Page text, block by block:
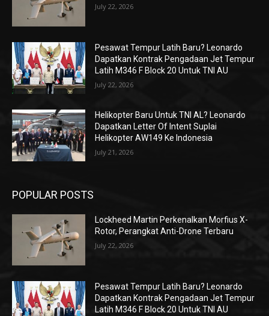
July 22, 2026
Pesawat Tempur Latih Baru? Leonardo
Dapatkan Kontrak Pengadaan Jet Tempur
Latih M346 F Block 20 Untuk TNI AU
July 22, 2026
Helikopter Baru Untuk TNI AL? Leonardo
Dapatkan Letter Of Intent Suplai
Helikopter AW149 Ke Indonesia
July 21, 2026
POPULAR POSTS
Lockheed Martin Perkenalkan Morfius X-
Rotor, Perangkat Anti-Drone Terbaru
July 22, 2026
Pesawat Tempur Latih Baru? Leonardo
Dapatkan Kontrak Pengadaan Jet Tempur
Latih M346 F Block 20 Untuk TNI AU